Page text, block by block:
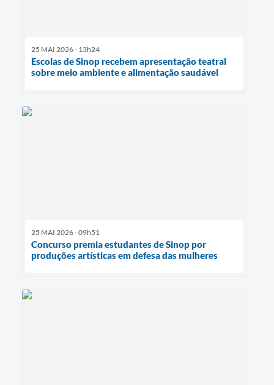
25 MAI 2026 - 13h24
Escolas de Sinop recebem apresentação teatral
sobre meio ambiente e alimentação saudável
25 MAI 2026 - 09h51
Concurso premia estudantes de Sinop por
produções artísticas em defesa das mulheres